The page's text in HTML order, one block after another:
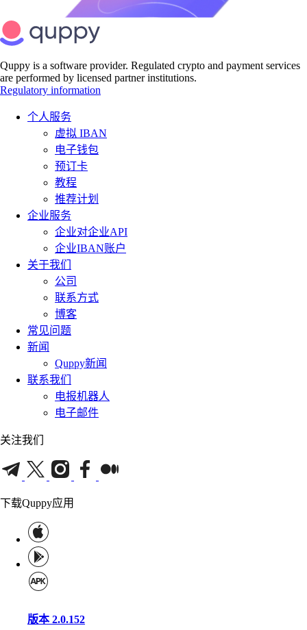
Quppy is a software provider. Regulated crypto and payment services
are performed by licensed partner institutions.
Regulatory information
个人服务
虚拟 IBAN
电子钱包
预订卡
教程
推荐计划
企业服务
企业对企业API
企业IBAN账户
关于我们
公司
联系方式
博客
常见问题
新闻
Quppy新闻
联系我们
电报机器人
电子邮件
关注我们
下载Quppy应用
版本 2.0.152